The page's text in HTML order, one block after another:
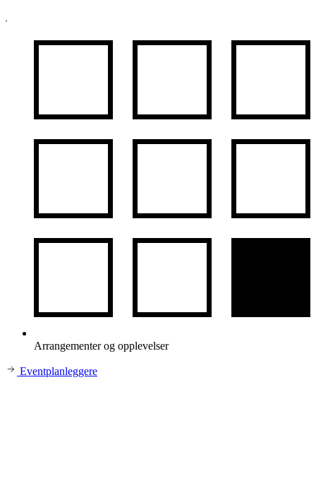
Arrangementer og opplevelser
Eventplanleggere